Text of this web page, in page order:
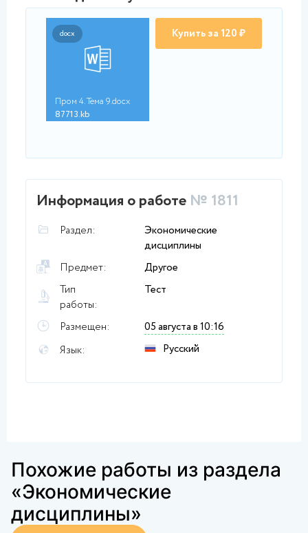
docx
Пром 4. Тема 9.docx
87713.kb
Купить за 120 ₽
Информация о работе № 1811
Раздел:
Экономические
дисциплины
Предмет:
Другое
Тип
работы:
Тест
Размещен:
05 августа в 10:16
Язык:
Русский
Похожие работы из раздела
«Экономические
дисциплины»